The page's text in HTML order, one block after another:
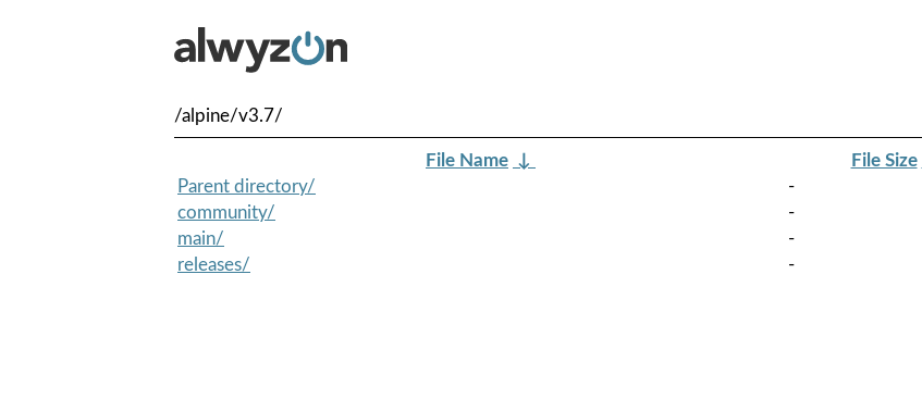
/alpine/v3.7/
File Name ↓ File Size
Parent directory/
-
community/
-
main/
-
releases/
-